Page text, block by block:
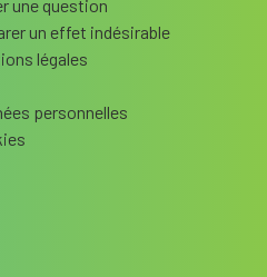
une question
un effet indésirable
légales
personnelles